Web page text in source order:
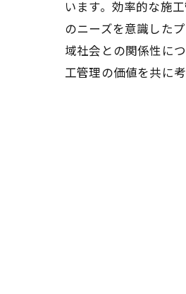
います。効率的な施
のニーズを意識した
域社会との関係性に
工管理の価値を共に